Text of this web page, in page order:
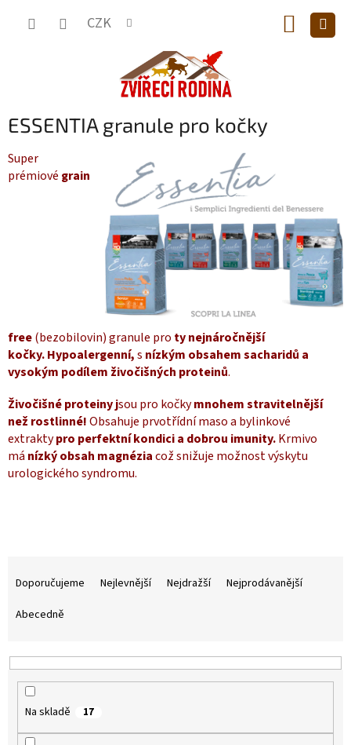
CZK
KOŠÍK
ESSENTIA granule pro kočky
Super
prémiové grain
free(bezobilovin) granule pro ty nejnáročnější
kočky.Hypoalergenní,s nízkým obsahem sacharidů a
vysokým podílem živočišných proteinů.
Živočišné proteiny jsou pro kočkymnohem stravitelnější
než rostlinné!Obsahuje prvotřídní maso a bylinkové
extraktypro perfektní kondici a dobrou imunity.Krmivo
má nízký obsah magnéziacož snižuje možnost výskytu
urologického syndromu.
p
Doporučujeme Nejlevnější Nejdražší
Nejprodávanější
Abecedně
Na skladě 17